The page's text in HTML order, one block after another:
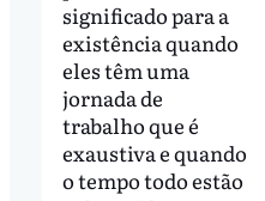
significado para a
existência quando
eles têm uma
jornada de
trabalho que é
exaustiva e quando
o tempo todo estão